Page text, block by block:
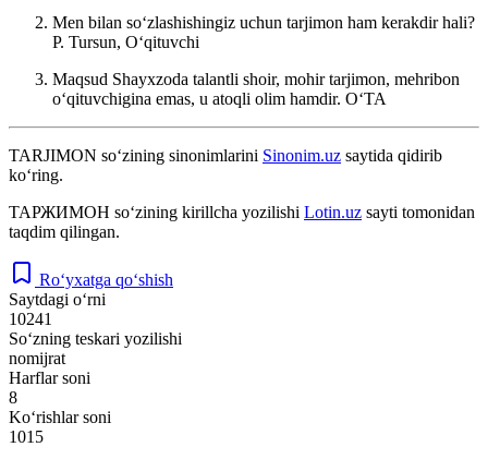
Men bilan soʻzlashishingiz uchun tarjimon ham kerakdir hali?
P. Tursun, Oʻqituvchi
Maqsud Shayxzoda talantli shoir, mohir tarjimon, mehribon
oʻqituvchigina emas, u atoqli olim hamdir. OʻTA
TARJIMON so‘zining sinonimlarini Sinonim.uz saytida qidirib
ko‘ring.
ТАРЖИМОН so‘zining kirillcha yozilishi Lotin.uz sayti tomonidan
taqdim qilingan.
Ro‘yxatga qo‘shish
Saytdagi o‘rni
10241
So‘zning teskari yozilishi
nomijrat
Harflar soni
8
Ko‘rishlar soni
1015